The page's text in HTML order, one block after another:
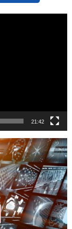
21:42